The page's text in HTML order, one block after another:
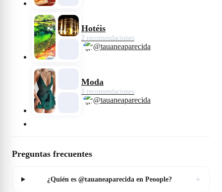
Hotéis
2 recomendaciones
@tauaneaparecida
Moda
1 recomendaciones
@tauaneaparecida
Preguntas frecuentes
¿Quién es @tauaneaparecida en Peoople? +